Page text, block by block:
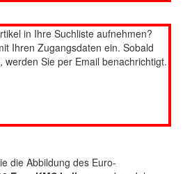
in Ihre Suchliste aufnehmen?
Ihren Zugangsdaten ein. Sobald
werden Sie per Email benachrichtigt.
die Abbildung des Euro-